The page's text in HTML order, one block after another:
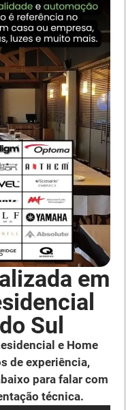
em
Sul
e Home
de experiência,
para falar com
técnica.